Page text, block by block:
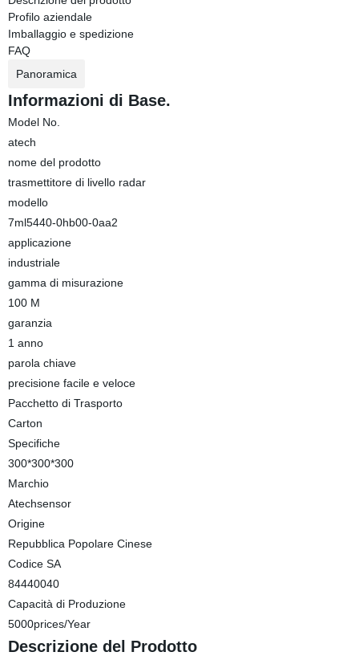
Profilo aziendale
Imballaggio e spedizione
FAQ
Panoramica
Informazioni di Base.
Model No.
atech
nome del prodotto
trasmettitore di livello radar
modello
7ml5440-0hb00-0aa2
applicazione
industriale
gamma di misurazione
100 M
garanzia
1 anno
parola chiave
precisione facile e veloce
Pacchetto di Trasporto
Carton
Specifiche
300*300*300
Marchio
Atechsensor
Origine
Repubblica Popolare Cinese
Codice SA
84440040
Capacità di Produzione
5000prices/Year
Descrizione del Prodotto